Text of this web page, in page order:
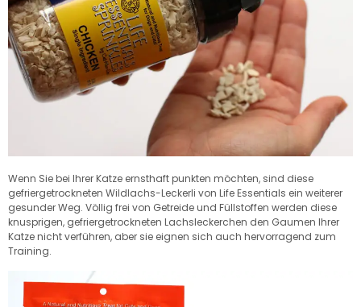
Wenn Sie bei Ihrer Katze ernsthaft punkten möchten, sind diese
gefriergetrockneten Wildlachs-Leckerli von Life Essentials ein weiterer
gesunder Weg. Völlig frei von Getreide und Füllstoffen werden diese
knusprigen, gefriergetrockneten Lachsleckerchen den Gaumen Ihrer
Katze nicht verführen, aber sie eignen sich auch hervorragend zum
Training.